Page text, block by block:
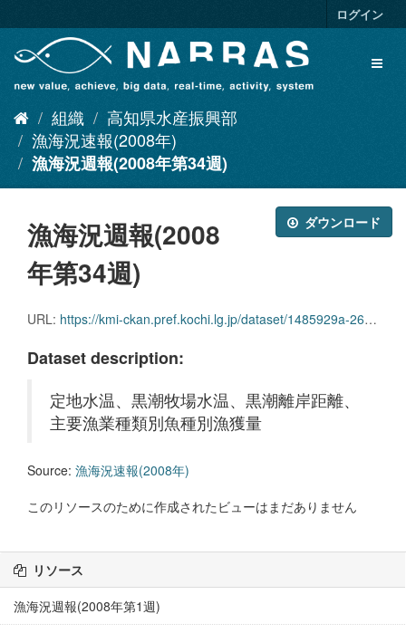
キ
ログイン
組織
高知県水産振興部
漁海況速報(2008年)
漁海況週報(2008年第34週)
ダウンロード
漁海況週報(2008
年第34週)
URL: https://kmi-ckan.pref.kochi.lg.jp/dataset/1485929a-2625-4223-8665-751a6710eade/resource/87570755-927b-4c0c-ae66-db875d5cfc85/download/ryoukaikyoushuuhou2008nendai34shuu.pdf
Dataset description:
定地水温、黒潮牧場水温、黒潮離岸距離、
主要漁業種類別魚種別漁獲量
Source: 漁海況速報(2008年)
このリソースのために作成されたビューはまだありません
リソース
漁海況週報(2008年第1週)